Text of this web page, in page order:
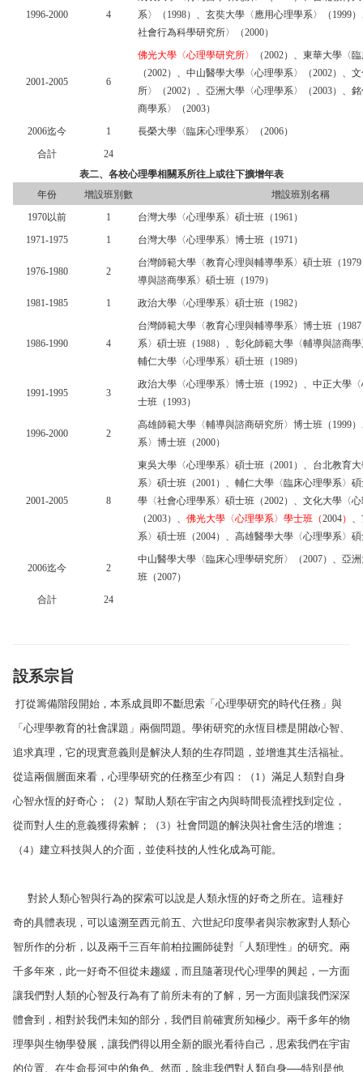
1996-2000 4
系〉（ 1998）、玄奘大學〈應用心理學系〉（ 1999
社會行為科學研究所〉（2000）
2001-2005 6
佛光大學〈心理學研究所〉 （2002）、東華大學〈
（2002）、中山醫學大學〈心理學系〉（2002）、
所〉（2002）、亞洲大學〈心理學系〉（2003）、
商學系〉（2003）
2006迄今 1 長榮大學〈臨床心理學系〉（2006）
合計
24
表二、各校心理學相關系所往上或往下擴增年表
年份
增設班別數
增設班別名稱
1970以前 1 台灣大學〈心理學系〉碩士班（ 1961 ）
1971-1975
1 台灣大學〈心理學系〉博士班（ 1971 ）
1976-1980 2
台灣師範大學〈教育心理與輔導學系〉碩士班（ 1979
導與諮商學系〉碩士班（ 1979）
1981-1985
1 政治大學〈心理學系〉碩士班（ 1982）
1986-1990 4
台灣師範大學〈教育心理與輔導學系〉博士班（ 1987
系〉碩士班（ 1988）、彰化師範大學〈輔導與諮商
輔仁大學〈心理學系〉碩士班（ 1989）
1991-1995 3
政治大學〈心理學系〉博士班（ 1992）、中正大學
士班（ 1993）
1996-2000 2
高雄師範大學〈輔導與諮商研究所〉博士班（ 1999
系〉博士班（2000）
2001-2005 8
東吳大學〈心理學系〉碩士班（2001 ）、台北教育
系〉碩士班（2001 ）、輔仁大學〈臨床心理學系〉
學〈社會心理學系〉碩士班（2002）、文化大學〈
（2003）、 佛光大學〈心理學系〉學士班（2004）
系〉碩士班（2004）、高雄醫學大學〈心理學系〉
2006迄今 2
中山醫學大學〈臨床心理學研究所〉（2007）、亞
班（2007）
合計
24
設系宗旨
打從籌備階段開始，本系成員即不斷思索「心理學研究的時代任務」與
「心理學教育的社會課題」兩個問題。學術研究的永恆目標是開啟心智、
追求真理，它的現實意義則是解決人類的生存問題，並增進其生活福祉。
從這兩個層面來看，心理學研究的任務至少有四：（ 1 ）滿足人類對自身
心智永恆的好奇心；（2 ）幫助人類在宇宙之內與時間長流裡找到定位，
從而對人生的意義獲得索解；（3 ）社會問題的解決與社會生活的增進；
（4）建立科技與人的介面，並使科技的人性化成為可能。
對於人類心智與行為的探索可以說是人類永恆的好奇之所在。這種好
奇的具體表現，可以遠溯至西元前五、六世紀印度學者與宗教家對人類心
智所作的分析，以及兩千三百年前柏拉圖師徒對「人類理性」的研究。兩
千多年來，此一好奇不但從未趨緩，而且隨著現代心理學的興起，一方面
讓我們對人類的心智及行為有了前所未有的了解，另一方面則讓我們深深
體會到，相對於我們未知的部分，我們目前確實所知極少。兩千多年的物
理學與生物學發展，讓我們得以用全新的眼光看待自己，思索我們在宇宙
的位置、在生命長河中的角色。然而，除非我們對人類自身──特別是他